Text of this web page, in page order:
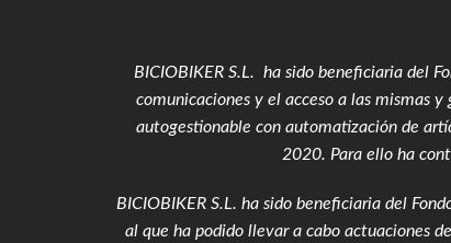
BICIOBIKER S.L. ha sido beneficiaria del
comunicaciones y el acceso a las mismas
autogestionable con automatización de
2020. Para ello ha
BICIOBIKER S.L. ha sido beneficiaria del
al que ha podido llevar a cabo actuaciones